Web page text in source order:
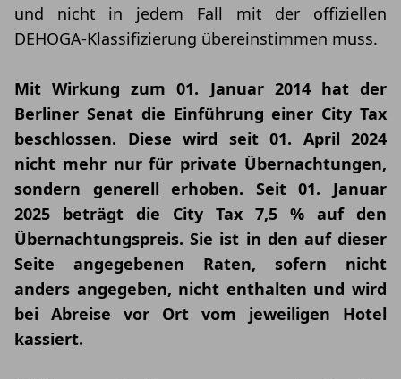
und nicht in jedem Fall mit der offiziellen
DEHOGA-Klassifizierung übereinstimmen muss.
Mit Wirkung zum 01. Januar 2014 hat der
Berliner Senat die Einführung einer City Tax
beschlossen. Diese wird seit 01. April 2024
nicht mehr nur für private Übernachtungen,
sondern generell erhoben. Seit 01. Januar
2025 beträgt die City Tax 7,5 % auf den
Übernachtungspreis. Sie ist in den auf dieser
Seite angegebenen Raten, sofern nicht
anders angegeben, nicht enthalten und wird
bei Abreise vor Ort vom jeweiligen Hotel
kassiert.